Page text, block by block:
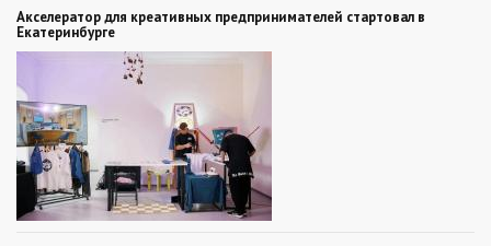
Акселератор для креативных предпринимателей стартовал в
Екатеринбурге